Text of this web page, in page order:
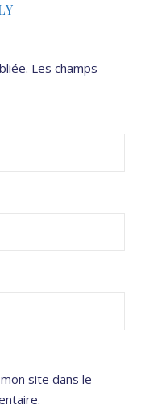
Les champs
site dans le